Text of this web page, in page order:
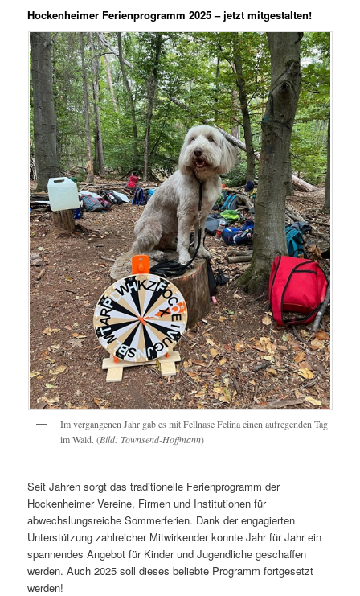
Hockenheimer Ferienprogramm 2025 – jetzt mitgestalten!
Im vergangenen Jahr gab es mit Fellnase Felina einen aufregenden Tag
im Wald. (Bild: Townsend-Hoffmann)
Seit Jahren sorgt das traditionelle Ferienprogramm der
Hockenheimer Vereine, Firmen und Institutionen für
abwechslungsreiche Sommerferien. Dank der engagierten
Unterstützung zahlreicher Mitwirkender konnte Jahr für Jahr ein
spannendes Angebot für Kinder und Jugendliche geschaffen
werden. Auch 2025 soll dieses beliebte Programm fortgesetzt
werden!